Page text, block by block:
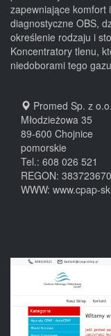
zapewniające komfort
diagnostyczne OBS,
określenie rodzaju i
Koncentratory tlenu,
niedoborami tego
Promed Sp. z o.o.
Młodzieżowa 35
89-600 Chojnice
pomorskie
Tel.: 608 026 521
REGON: 383723670
WWW: www.cpap-